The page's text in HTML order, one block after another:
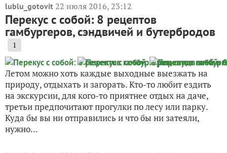
lublu_gotovit 22 июля 2016, 23:12
Перекус с собой: 8 рецептов
гамбургеров, сэндвичей и бутербродов
1
Летом можно хоть каждые выходные выезжать на
природу, отдыхать и загорать. Кто-то любит ездить
на экскурсии, для кого-то приятнее отдых на даче,
третьи предпочитают прогулки по лесу или парку.
Куда бы вы ни отправились и что бы ни затеяли,
нужно...